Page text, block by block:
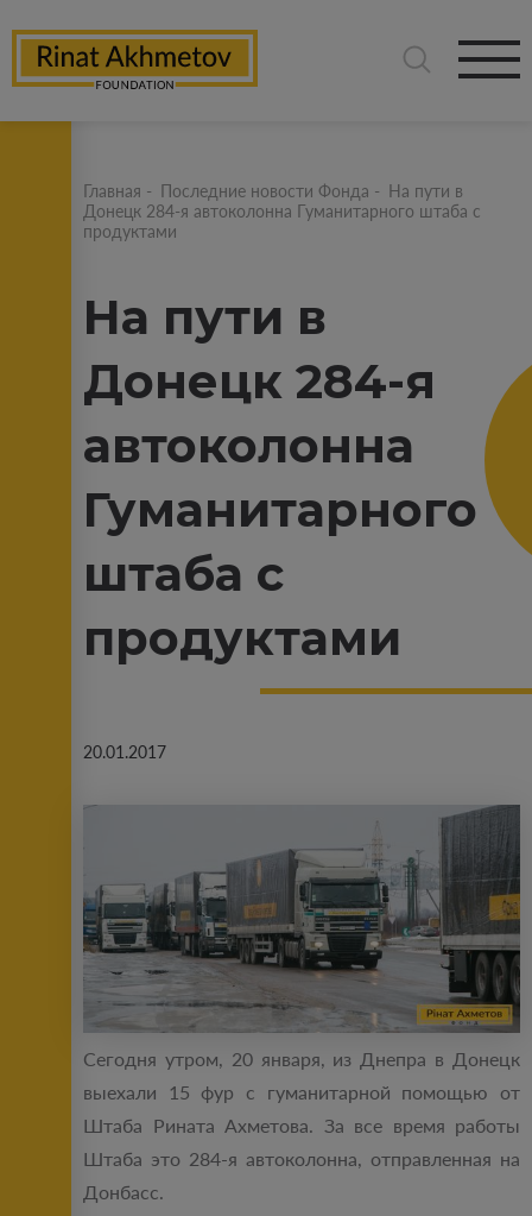
Главная - Последние новости Фонда - На пути в
Донецк 284-я автоколонна Гуманитарного штаба с
продуктами
На пути в
Донецк 284-я
автоколонна
Гуманитарного
штаба с
продуктами
20.01.2017
Сегодня утром, 20 января, из Днепра в Донецк
выехали 15 фур с гуманитарной помощью от
Штаба Рината Ахметова. За все время работы
Штаба это 284-я автоколонна, отправленная на
Донбасс.